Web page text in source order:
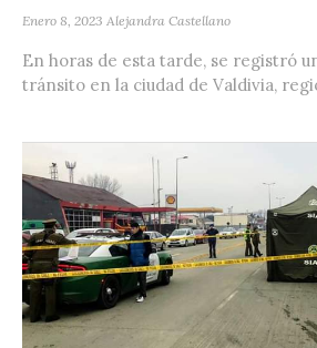
Enero 8, 2023 Alejandra Castellano
En horas de esta tarde, se registró
tránsito en la ciudad de Valdivia,